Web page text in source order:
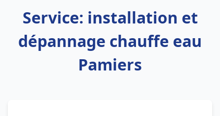
Service: installation et
dépannage chauffe eau
Pamiers